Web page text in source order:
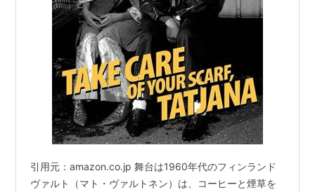
引用元：amazon.co.jp 舞台は1960年代のフィンランド
ヴァルト（マト・ヴァルトネン）は、コーヒーと煙草を